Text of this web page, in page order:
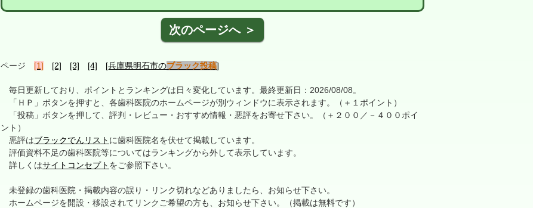
次のページへ ＞
ページ [1] [2] [3] [4] [兵庫県明石市のブラック投稿]
毎日更新しており、ポイントとランキングは日々変化しています。最終更新日：2026/08/08。
「ＨＰ」ボタンを押すと、各歯科医院のホームページが別ウィンドウに表示されます。（＋１ポイント）
「投稿」ボタンを押して、評判・レビュー・おすすめ情報・悪評をお寄せ下さい。（＋２００／－４００ポイ
ント）
悪評はブラックでんリスト に歯科医院名を伏せて掲載しています。
評価資料不足の歯科医院等についてはランキングから外して表示しています。
詳しくはサイトコンセプト をご参照下さい。
未登録の歯科医院・掲載内容の誤り・リンク切れなどありましたら、お知らせ下さい。
ホームページを開設・移設されてリンクご希望の方も、お知らせ下さい。（掲載は無料です）